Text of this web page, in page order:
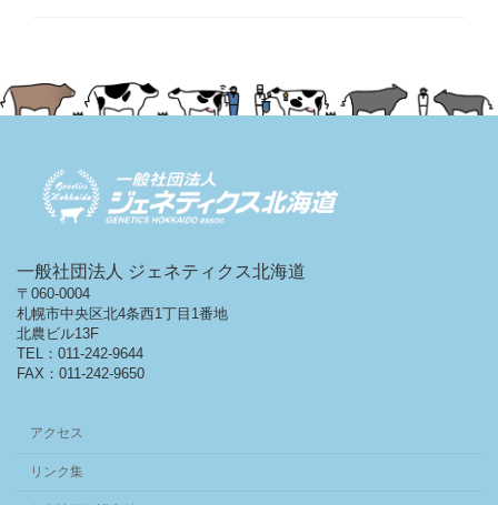
一般社団法人 ジェネティクス北海道
〒060-0004
札幌市中央区北4条西1丁目1番地
北農ビル13F
TEL：011-242-9644
FAX：011-242-9650
アクセス
リンク集